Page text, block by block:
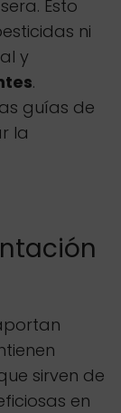
Esto
ni
y
.
guías de
la
sirven de
en